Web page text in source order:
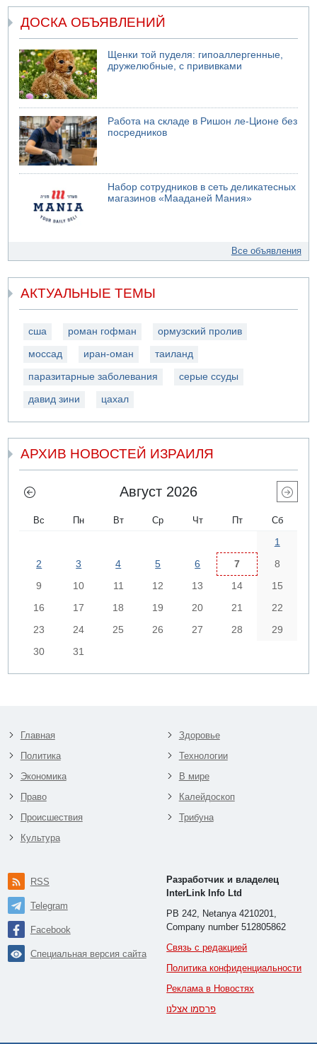
ДОСКА ОБЪЯВЛЕНИЙ
Щенки той пуделя: гипоаллергенные,
дружелюбные, с прививками
Работа на складе в Ришон ле-Ционе без
посредников
Набор сотрудников в сеть деликатесных
магазинов «Мааданей Мания»
Все объявления
АКТУАЛЬНЫЕ ТЕМЫ
сша роман гофман ормузский пролив
моссад иран-оман таиланд
паразитарные заболевания серые ссуды
давид зини цахал
АРХИВ НОВОСТЕЙ ИЗРАИЛЯ
Август 2026
Вс Пн Вт Ср Чт Пт Сб
1
2
3 4 5 6 7
8
9
10 11 12 13 14
15
16
17 18 19 20 21
22
23
24 25 26 27 28
29
30
31
Главная
Политика
Экономика
Право
Происшествия
Культура
Здоровье
Технологии
В мире
Калейдоскоп
Трибуна
RSS
Telegram
Facebook
Специальная версия сайта
Разработчик и владелец
InterLink Info Ltd
PB 242, Netanya 4210201,
Company number 512805862
Связь с редакцией
Политика конфиденциальности
Реклама в Новостях
פרסמו אצלנו